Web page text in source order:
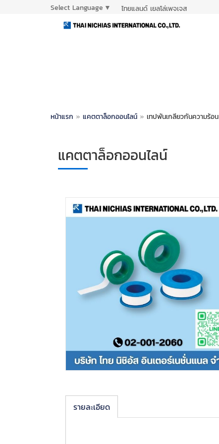
Select Language ▼ ไทยแลนด์ เยลโล่เพจเจส
หน้าแรก » แคตตาล็อกออนไลน์ » เทปพันเกลียวกันความร้อน
แคตตาล็อกออนไลน์
รายละเอียด